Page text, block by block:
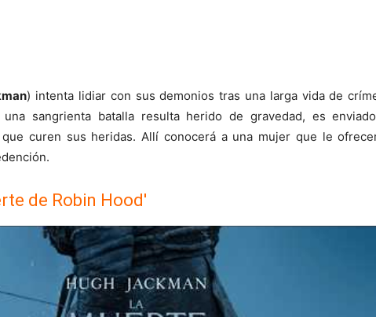
) intenta lidiar con sus demonios tras una larga vida de
una sangrienta batalla resulta herido de gravedad, es
curen sus heridas. Allí conocerá a una mujer que le
de Robin Hood'